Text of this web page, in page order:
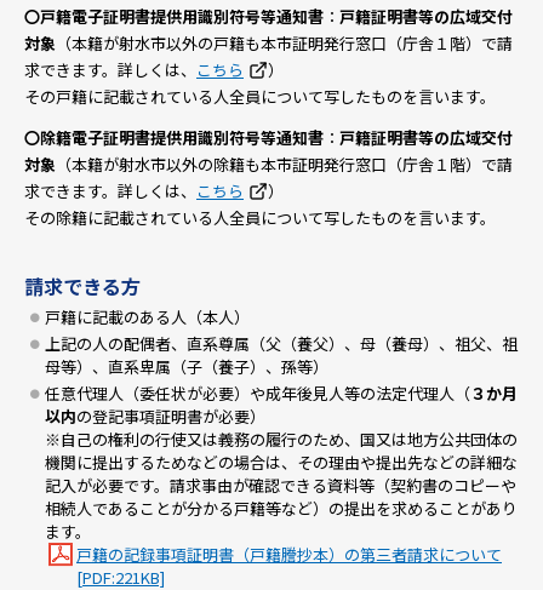
〇戸籍電子証明書提供用識別符号等通知書 ： 戸籍証明書等の広域交付
対象 （本籍が射水市以外の戸籍も本市証明発行窓口（庁舎１階）で請
求できます。詳しくは、 こちら
）
その戸籍に記載されている人全員について写したものを言います。
〇除籍電子証明書提供用識別符号等通知書 ： 戸籍証明書等の広域交付
対象 （本籍が射水市以外の除籍も本市証明発行窓口（庁舎１階）で請
求できます。詳しくは、 こちら
）
その除籍に記載されている人全員について写したものを言います。
請求できる方
戸籍に記載のある人（本人）
上記の人の配偶者、直系尊属（父（養父）、母（養母）、祖父、祖
母等）、直系卑属（子（養子）、孫等）
任意代理人（委任状が必要）や成年後見人等の法定代理人（３か月
以内の登記事項証明書が必要）
※自己の権利の行使又は義務の履行のため、国又は地方公共団体の
機関に提出するためなどの場合は、その理由や提出先などの詳細な
記入が必要です。請求事由が確認できる資料等（契約書のコピーや
相続人であることが分かる戸籍等など）の提出を求めることがあり
ます。
戸籍の記録事項証明書（戸籍謄抄本）の第三者請求について
[PDF:221KB]